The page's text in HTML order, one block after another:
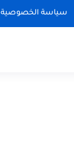
سياسة الخصوصية